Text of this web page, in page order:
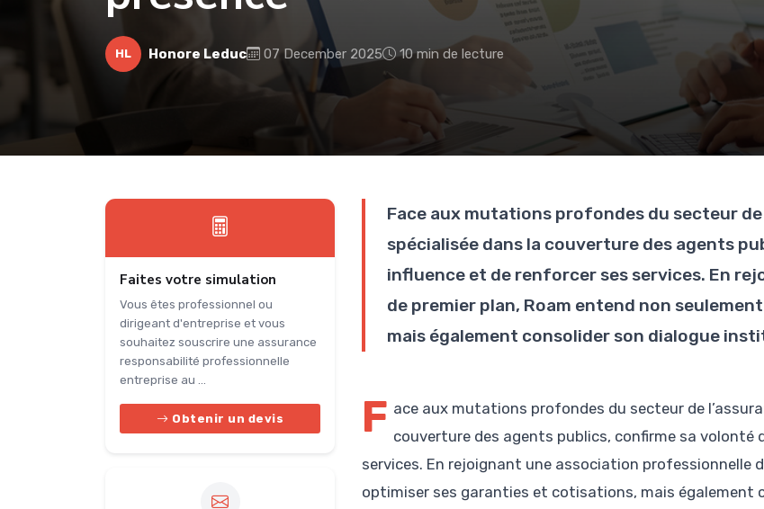
HL Honore Leduc 07 December 2025 10 min de lecture
Faites votre simulation
Vous êtes professionnel ou
dirigeant d'entreprise et vous
souhaitez souscrire une assurance
responsabilité professionnelle
entreprise au ...
Obtenir un devis
Face aux mutations profondes du secteur de
spécialisée dans la couverture des agents
influence et de renforcer ses services. En
de premier plan, Roam entend non
mais également consolider son dialogue
F ace aux mutations profondes du secteur de
couverture des agents publics, confirme sa volonté
services. En rejoignant une association professionnelle
optimiser ses garanties et cotisations, mais également